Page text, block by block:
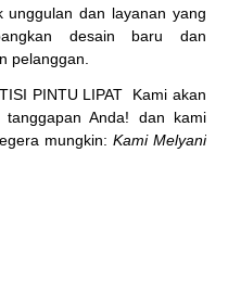
unggulan dan layanan yang
desain baru dan
pelanggan.
PINTU LIPAT
Kami akan
Anda! dan kami
mungkin: Kami Melyani